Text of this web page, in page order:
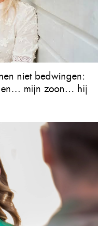
niet bedwingen:
mijn zoon… hij